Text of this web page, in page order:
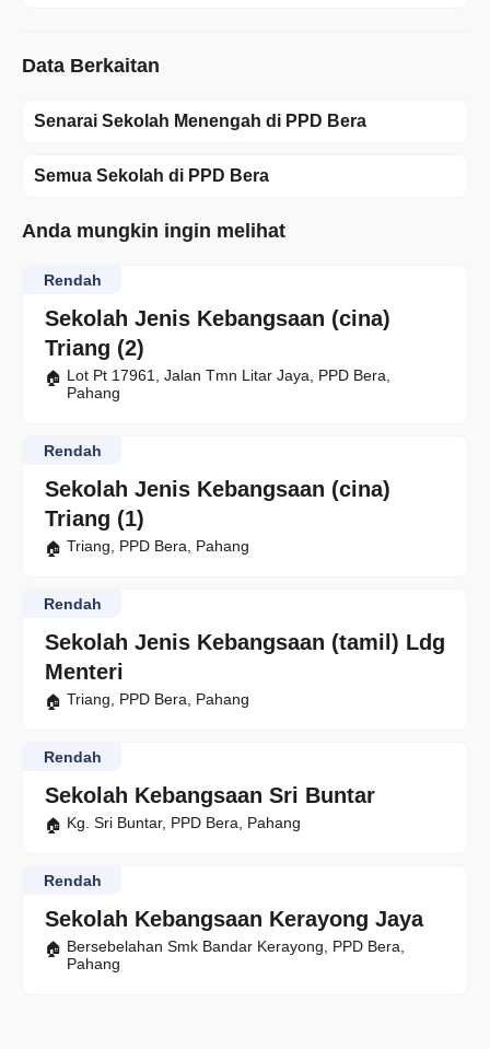
Data Berkaitan
Senarai Sekolah Menengah di PPD Bera
Semua Sekolah di PPD Bera
Anda mungkin ingin melihat
Sekolah Jenis Kebangsaan (cina)
Triang (2)
Rendah
Lot Pt 17961, Jalan Tmn Litar Jaya, PPD Bera,
Pahang
Sekolah Jenis Kebangsaan (cina)
Triang (1)
Rendah
Triang, PPD Bera, Pahang
Sekolah Jenis Kebangsaan (tamil) Ldg
Menteri
Rendah
Triang, PPD Bera, Pahang
Sekolah Kebangsaan Sri Buntar
Rendah
Kg. Sri Buntar, PPD Bera, Pahang
Sekolah Kebangsaan Kerayong Jaya
Rendah
Bersebelahan Smk Bandar Kerayong, PPD Bera,
Pahang